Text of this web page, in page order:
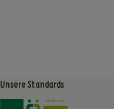
Unsere Standards
Externer Link zu
Externer Link zu